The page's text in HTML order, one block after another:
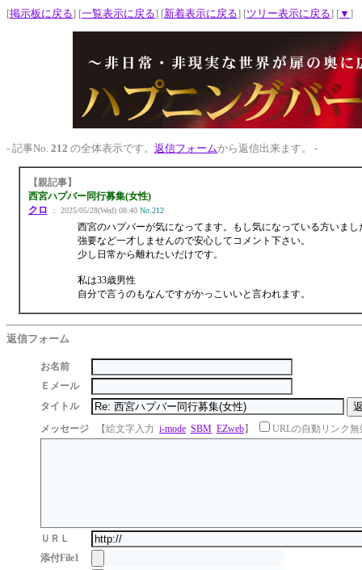
[掲示板に戻る] [一覧表示に戻る] [新着表示に戻る] [ツリー表示に戻る] [▼ ]
- 記事No. 212 の全体表示です。 返信フォームから返信出来ます。 -
【親記事】
西宮ハプバー同行募集(女性)
クロ ： 2025/05/28(Wed) 08:40 No.212
西宮のハプバーが気になってます。もし気になっている方いま
強要など一才しませんので安心してコメント下さい。
少し日常から離れたいだけです。
私は33歳男性
自分で言うのもなんですがかっこいいと言われます。
返信フォーム
お名前
Ｅメール
タイトル
メッセージ
【絵文字入力 i-mode SBM EZweb】 URLの自動リンク無
ＵＲＬ
添付File1